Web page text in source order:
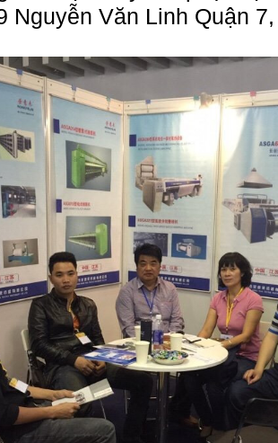
Nguyễn Văn Linh Quận